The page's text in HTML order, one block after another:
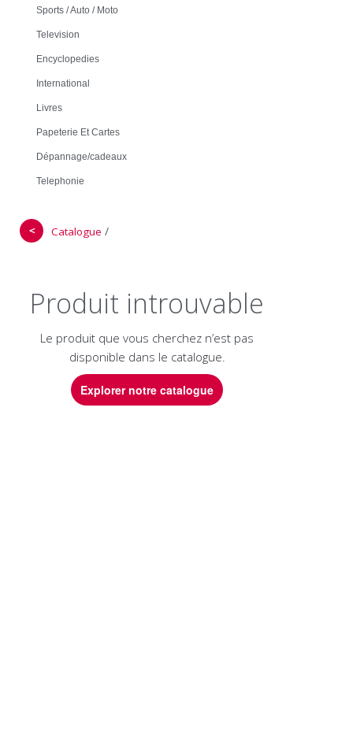
Sports / Auto / Moto
Television
Encyclopedies
International
Livres
Papeterie Et Cartes
Dépannage/cadeaux
Telephonie
＜ Catalogue /
Produit introuvable
Le produit que vous cherchez n’est pas
disponible dans le catalogue.
Explorer notre catalogue